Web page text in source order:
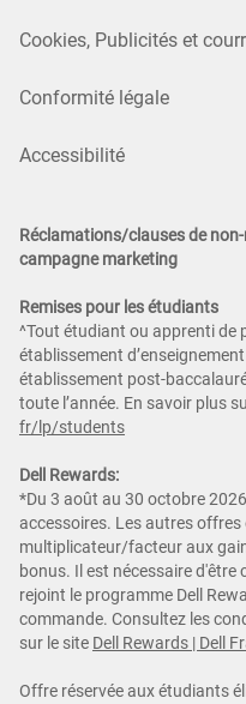
Cookies, Publicités et
Conformité légale
Accessibilité
Réclamations/clauses de
campagne marketing
Remises pour les étudiants
^Tout étudiant ou apprenti de
établissement
établissement post-
toute l’année. En savoir plus
fr/lp/students
Dell Rewards:
*Du 3 août au 30 octobre
accessoires. Les autres
multiplicateur/facteur aux
bonus. Il est nécessaire d'être
rejoint le programme Dell
commande. Consultez les
sur le site Dell Rewards | Dell
Offre réservée aux étudiants